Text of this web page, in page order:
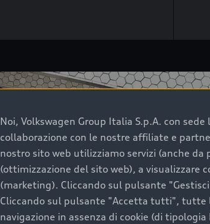
Noi, Volkswagen Group Italia S.p.A. con
collaborazione con le nostre affiliate e
nostro sito web utilizziamo servizi (anche
(ottimizzazione del sito web), a visualizzare
(marketing). Cliccando sul pulsante
Cliccando sul pulsante "Accetta tutti", tutte
navigazione in assenza di cookie (di